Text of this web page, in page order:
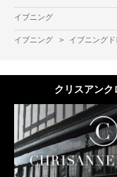
イブニング
イブニング > イブニングド
クリスアンク